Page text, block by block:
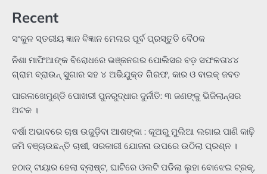
Recent
ସଂକୁଳ ସ୍ତରୀୟ ଜ୍ଞାନ ବିଜ୍ଞାନ ମେଳାର ପୂର୍ବ ପ୍ରସ୍ତୁତି ବୈଠକ
ନିଶା ମାଫିଆଙ୍କ ବିରୋଧରେ ଭଞ୍ଜନଗର ପୋଲିସର ବଡ଼ ସଫଳତା୪୪
ଗ୍ରାମ ବ୍ରାଉନ୍ ସୁଗାର ସହ ୪ ଅଭିଯୁକ୍ତ ଗିରଫ, କାର ଓ ବାଇକ୍ ଜବତ
ପାରଳାଖେମୁଣ୍ଡି ପୋଖରୀ ପୁନରୁଦ୍ଧାର ଦୁର୍ନୀତି: ୩ ଜଣଙ୍କୁ ଭିଜିଲାନ୍ସର
ଅଟକ ।
ବର୍ଷା ଅଭାବରେ ଚାଷ ଉଜୁଡ଼ିବା ଆଶଙ୍କା : କୂଅରୁ ମୁଲିଆ ଲଗାଇ ପାଣି କାଢ଼ି
ଜମି ବଞ୍ଚାଉଛନ୍ତି ଚାଷୀ, ସରକାରୀ ଯୋଜନା ଉପରେ ଉଠିଲା ପ୍ରଶ୍ନ ।
ହଠାତ୍‌ ଟାୟାର ହେଲା ବ୍ଲାଷ୍ଟ, ଘାଟିରେ ଓଲଟି ପଡିଲା ଲୁହା ବୋଝେଇ ଟ୍ରକ୍‌,